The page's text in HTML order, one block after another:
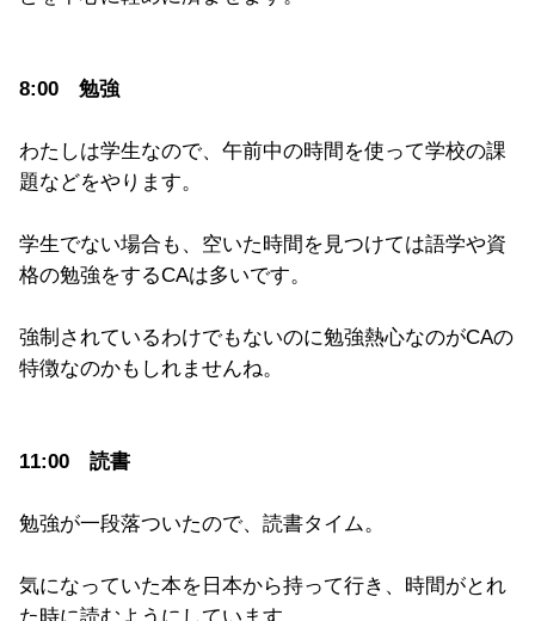
8:00 勉強
わたしは学生なので、午前中の時間を使って学校の課
題などをやります。
学生でない場合も、空いた時間を見つけては語学や資
格の勉強をするCAは多いです。
強制されているわけでもないのに勉強熱心なのがCAの
特徴なのかもしれませんね。
11:00 読書
勉強が一段落ついたので、読書タイム。
気になっていた本を日本から持って行き、時間がとれ
た時に読むようにしています。